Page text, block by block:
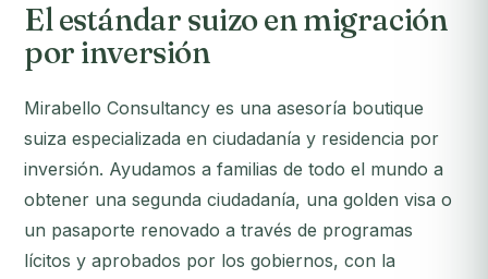
El estándar suizo en migración
por inversión
Mirabello Consultancy es una asesoría boutique
suiza especializada en ciudadanía y residencia por
inversión. Ayudamos a familias de todo el mundo a
obtener una segunda ciudadanía, una golden visa o
un pasaporte renovado a través de programas
lícitos y aprobados por los gobiernos, con la